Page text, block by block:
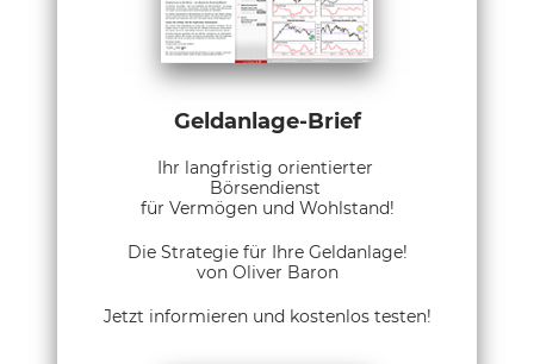
Geldanlage-Brief
Ihr langfristig orientierter
Börsendienst
für Vermögen und Wohlstand!
Die Strategie für Ihre Geldanlage!
von Oliver Baron
Jetzt informieren und kostenlos testen!